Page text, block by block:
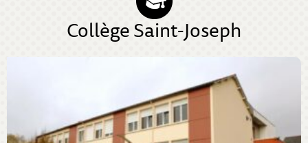
Collège Saint-Joseph